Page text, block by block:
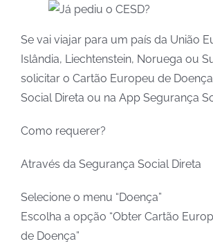
Se vai viajar para um país da União
Islândia, Liechtenstein, Noruega ou
solicitar o Cartão Europeu de
Social Direta ou na App Segurança
Como requerer?
Através da Segurança Social Direta
Selecione o menu “Doença”
Escolha a opção “Obter Cartão
de Doença”